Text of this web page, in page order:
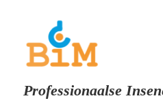
Professionaalse